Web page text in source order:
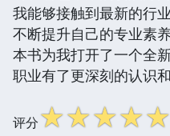
我能够接触到最新的行
不断提升自己的专业素
本书为我打开了一个全
职业有了更深刻的认识
评分☆☆☆☆☆